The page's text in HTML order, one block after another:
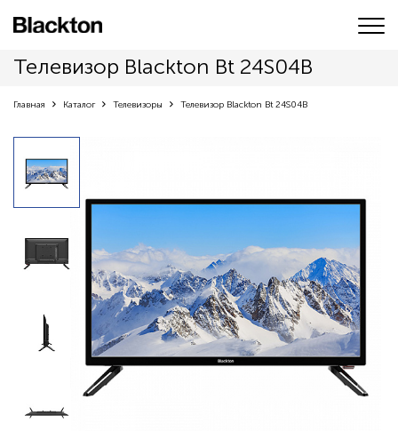
Телевизор Blackton Bt 24S04B
Главная Каталог Телевизоры Телевизор Blackton Bt 24S04B